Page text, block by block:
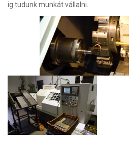
ig tudunk munkát vállalni.